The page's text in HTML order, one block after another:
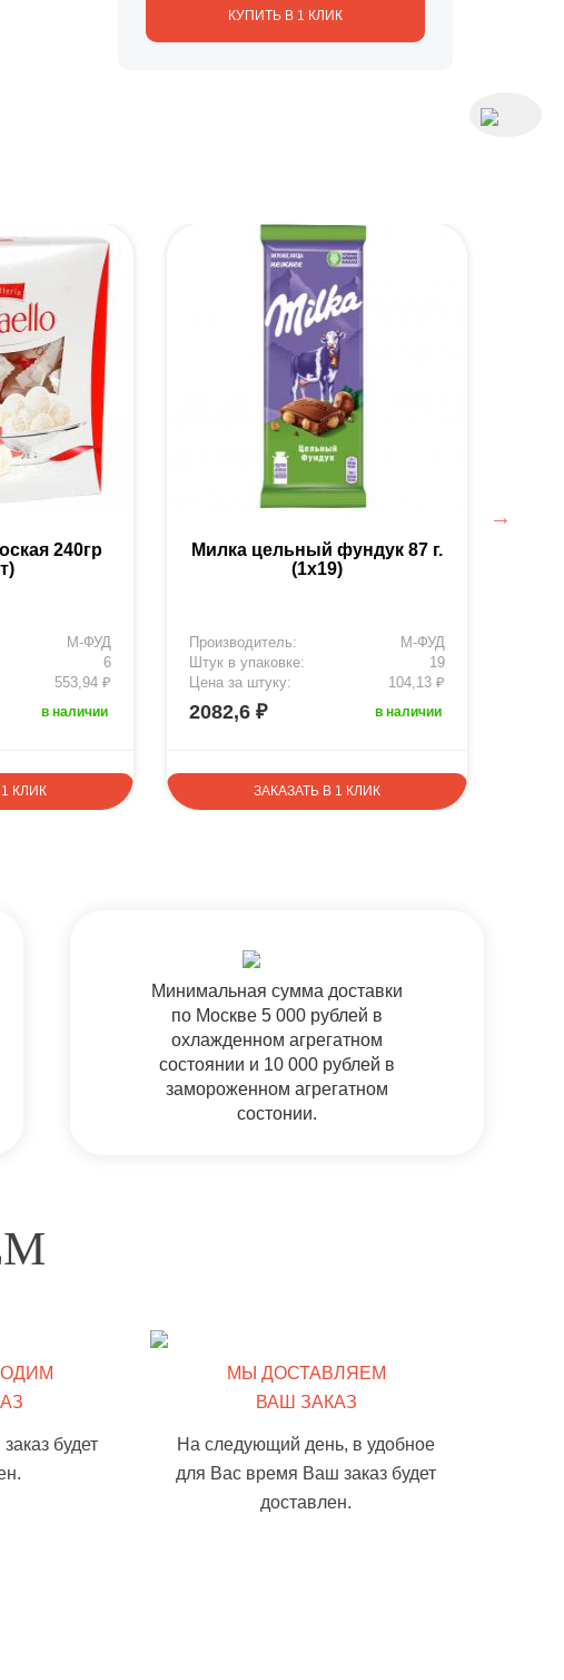
КУПИТЬ В 1 КЛИК
240гр
М-ФУД
6
553,94 ₽
в наличии
КЛИК
Милка цельный фундук 87 г.
(1х19)
Производитель:
М-ФУД
Штук в упаковке:
19
Цена за штуку:
104,13 ₽
2082,6 ₽ в наличии
ЗАКАЗАТЬ В 1 КЛИК
Минимальная сумма доставки
по Москве 5 000 рублей в
охлажденном агрегатном
состоянии и 10 000 рублей в
замороженном агрегатном
состонии.
будет
МЫ ДОСТАВЛЯЕМ
ВАШ ЗАКАЗ
На следующий день, в удобное
для Вас время Ваш заказ будет
доставлен.